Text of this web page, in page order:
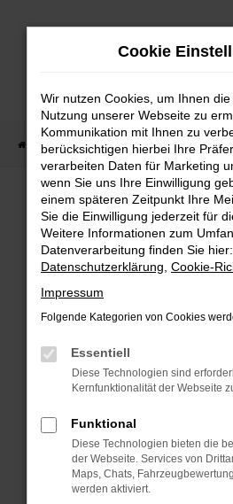
Zum
Startseite Fahrzeug Showroom
Bei Neuwagen Autoland
Auswahl an Marken
FEHLER:
ERROR
Beim Laden ist ein Fehler
Hier sind ein paar Tipps,
können:
Cookie
Wir nutzen Cookies, um Ihnen
Nutzung unserer Webseite zu
Kommunikation mit Ihnen zu
berücksichtigen hierbei Ihre
verarbeiten Daten für Marketing
wenn Sie uns Ihre Einwilligung
einem späteren Zeitpunkt Ihre
Sie die Einwilligung jederzeit für
Weitere Informationen zum
Datenverarbeitung finden Sie hier:
Datenschutzerklärung Cookie-
Impressum
Folgende Kategorien von Cookies
Essentiell
Diese Technologien sind
Kernfunktionalität der Webseite
Funktional
Diese Technologien bieten die
der Webseite. Services von
Maps, Chats,
werden aktiviert.